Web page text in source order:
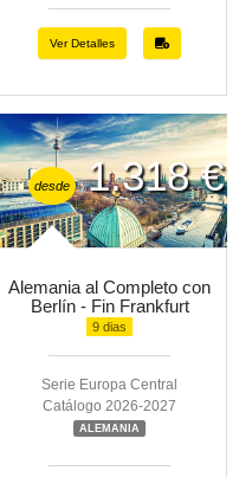
Ver Detalles
Alemania al Completo con
Berlín - Fin Frankfurt
9 dias
Serie Europa Central
Catálogo 2026-2027
ALEMANIA
desde 1.318 €